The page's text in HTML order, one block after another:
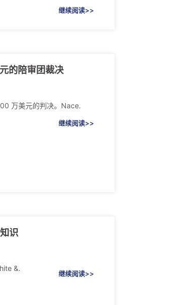
继续阅读>>
的陪审团裁决
万美元的判决。Nace.
继续阅读>>
识
&.
继续阅读>>